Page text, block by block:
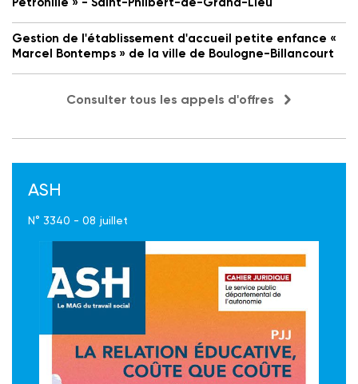
Gestion de l'établissement d'accueil petite enfance «
Marcel Bontemps » de la ville de Boulogne-Billancourt
Consulter tous les appels d'offres
ASH
N° 3340 - 08 juillet